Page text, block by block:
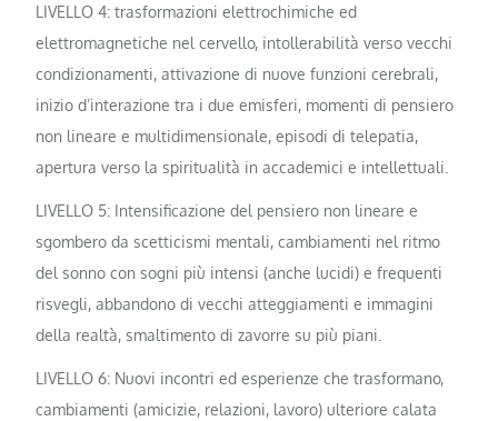
LIVELLO 4: trasformazioni elettrochimiche ed
elettromagnetiche nel cervello, intollerabilità verso vecchi
condizionamenti, attivazione di nuove funzioni cerebrali,
inizio d’interazione tra i due emisferi, momenti di pensiero
non lineare e multidimensionale, episodi di telepatia,
apertura verso la spiritualità in accademici e intellettuali.
LIVELLO 5: Intensificazione del pensiero non lineare e
sgombero da scetticismi mentali, cambiamenti nel ritmo
del sonno con sogni più intensi (anche lucidi) e frequenti
risvegli, abbandono di vecchi atteggiamenti e immagini
della realtà, smaltimento di zavorre su più piani.
LIVELLO 6: Nuovi incontri ed esperienze che trasformano,
cambiamenti (amicizie, relazioni, lavoro) ulteriore calata